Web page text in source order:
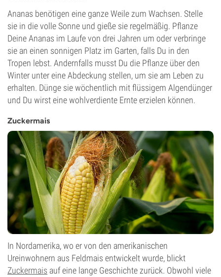
Ananas benötigen eine ganze Weile zum Wachsen. Stelle
sie in die volle Sonne und gieße sie regelmäßig. Pflanze
Deine Ananas im Laufe von drei Jahren um oder verbringe
sie an einen sonnigen Platz im Garten, falls Du in den
Tropen lebst. Andernfalls musst Du die Pflanze über den
Winter unter eine Abdeckung stellen, um sie am Leben zu
erhalten. Dünge sie wöchentlich mit flüssigem Algendünger
und Du wirst eine wohlverdiente Ernte erzielen können.
Zuckermais
In Nordamerika, wo er von den amerikanischen
Ureinwohnern aus Feldmais entwickelt wurde, blickt
Zuckermais auf eine lange Geschichte zurück. Obwohl viele